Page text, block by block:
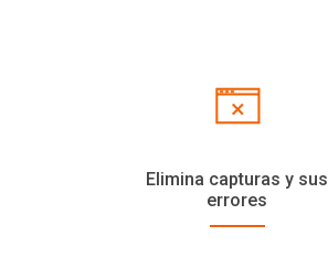
Elimina capturas y sus
errores